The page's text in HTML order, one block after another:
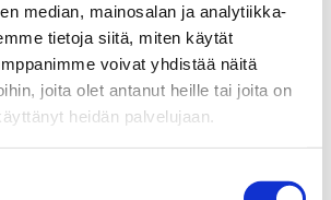
median, mainosalan ja analytiikka-
tietoja siitä, miten käytät
voivat yhdistää näitä
joita olet antanut heille tai joita on
heidän palvelujaan.